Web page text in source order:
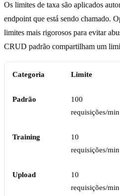
Os limites de taxa são aplicados
endpoint que está sendo chamado.
limites mais rigorosos para evitar
CRUD padrão compartilham um
Categoria Limite
Padrão
100
requisições/min
Training
10
requisições/min
Upload
10
requisições/min